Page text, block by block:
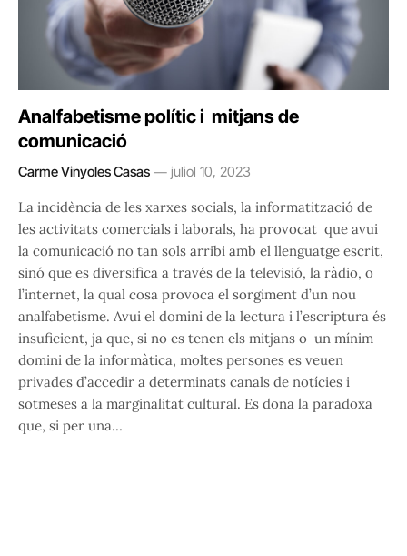
Analfabetisme polític i mitjans de
comunicació
Carme Vinyoles Casas juliol 10, 2023
La incidència de les xarxes socials, la informatització de
les activitats comercials i laborals, ha provocat que avui
la comunicació no tan sols arribi amb el llenguatge escrit,
sinó que es diversifica a través de la televisió, la ràdio, o
l’internet, la qual cosa provoca el sorgiment d’un nou
analfabetisme. Avui el domini de la lectura i l’escriptura és
insuficient, ja que, si no es tenen els mitjans o un mínim
domini de la informàtica, moltes persones es veuen
privades d’accedir a determinats canals de notícies i
sotmeses a la marginalitat cultural. Es dona la paradoxa
que, si per una…